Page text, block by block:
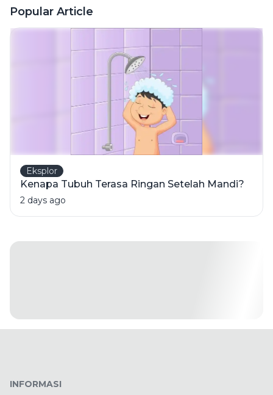
Popular Article
Eksplor
Kenapa Tubuh Terasa Ringan Setelah Mandi?
2 days ago
INFORMASI